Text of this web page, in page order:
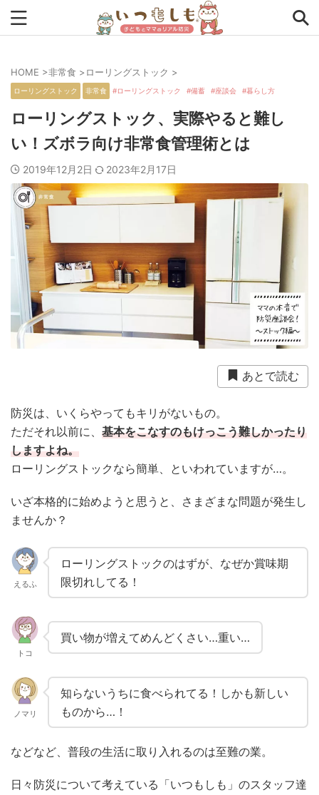
タグから探す
0次の備え 1次の備え 2次の備え まとめ
アプリ アルファ米 インタビュー コラム
チェックリスト ツール ママ防災士リサのいつもしも
ローリングストック 主食 事前対策 住まい
在宅避難
夏 外出中 外出先 小学生 幼児 座談会
暮らし方 検証 特別企画 生理 発災直後
衛生用品 避難前
食事
HOME >非常食 >ローリングストック >
ローリングストック 非常食 ローリングストック 備蓄 座談会 暮らし方
ローリングストック、実際やると難し
い！ズボラ向け非常食管理術とは
2019年12月2日 2023年2月17日
あとで読む
防災は、いくらやってもキリがないもの。
ただそれ以前に、 基本をこなすのもけっこう難しかったり
しますよね。
ローリングストックなら簡単、といわれていますが…。
いざ本格的に始めようと思うと、さまざまな問題が発生し
ませんか？
えるふ
ローリングストックのはずが、なぜか賞味期
限切れしてる！
トコ
買い物が増えてめんどくさい…重い…
ノマリ
知らないうちに食べられてる！しかも新しい
ものから…！
などなど、普段の生活に取り入れるのは至難の業。
日々防災について考えている「いつもしも」のスタッフ達